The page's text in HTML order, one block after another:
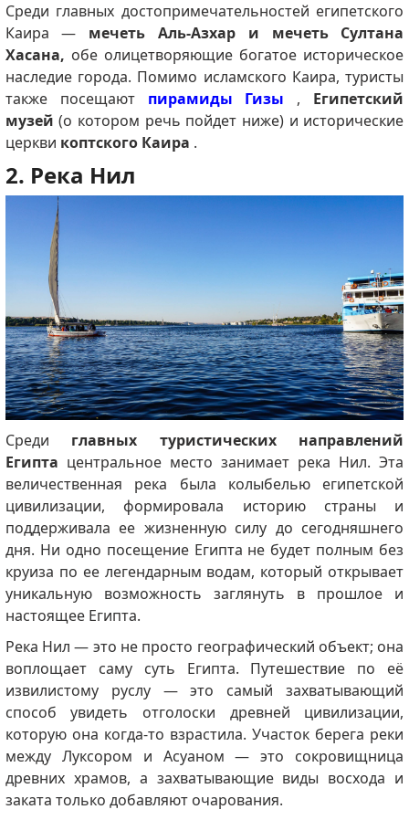
Среди главных достопримечательностей египетского
Каира — мечеть Аль-Азхар и мечеть Султана
Хасана, обе олицетворяющие богатое историческое
наследие города. Помимо исламского Каира, туристы
также посещают пирамиды Гизы , Египетский
музей (о котором речь пойдет ниже) и исторические
церкви коптского Каира .
2. Река Нил
Среди главных туристических направлений
Египта центральное место занимает река Нил. Эта
величественная река была колыбелью египетской
цивилизации, формировала историю страны и
поддерживала ее жизненную силу до сегодняшнего
дня. Ни одно посещение Египта не будет полным без
круиза по ее легендарным водам, который открывает
уникальную возможность заглянуть в прошлое и
настоящее Египта.
Река Нил — это не просто географический объект; она
воплощает саму суть Египта. Путешествие по её
извилистому руслу — это самый захватывающий
способ увидеть отголоски древней цивилизации,
которую она когда-то взрастила. Участок берега реки
между Луксором и Асуаном — это сокровищница
древних храмов, а захватывающие виды восхода и
заката только добавляют очарования.